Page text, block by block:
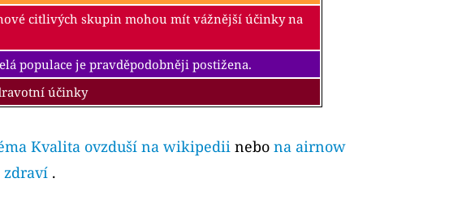
citlivých skupin mohou mít vážnější účinky na
populace je pravděpodobněji postižena.
účinky
Kvalita ovzduší na wikipediinebo na airnow
zdraví.